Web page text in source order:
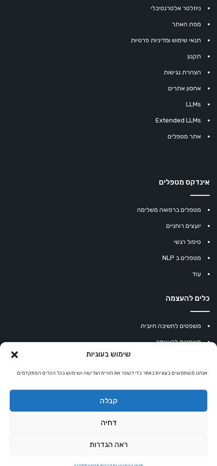
שימוש בעוגיות
אנחנו משתמשים בעוגיות באתר כדי לשפר את חוויית הגלישה ושימוש בכל הכלים המתקדמים
קבלה
דחיה
ראה הגדרות
ניוזלטר אלטרנטיבלי
מפת האתר
תנאי שימוש ומדיניות פרטיות
תקנון
הצהרת נגישות
אחסון אתרים
LLMs
Extended LLMs
אתר מטפלים
אינדקס מטפלים
מטפלים ברפואה משלימה
יועצים רוחניים
טיפול רגשי
מטפלים ב NLP
עוד
כלים להעצמה
משפטים לחשיבה חיובית
משפטים להעצמה
מחשבון נומרולוגיה
קריסטלים למזלות
© כל הזכויות שמורות 2026 |